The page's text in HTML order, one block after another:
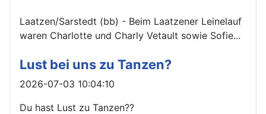
Laatzen/Sarstedt (bb) - Beim Laatzener Leinelauf
waren Charlotte und Charly Vetault sowie Sofie...
Lust bei uns zu Tanzen?
Details
2026-07-03 10:04:10
Du hast Lust zu Tanzen??